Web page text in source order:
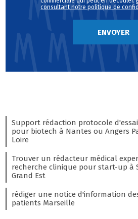
consultant notre politique de
Support rédaction protocole
pour biotech à Nantes ou Angers
Loire
Trouver un rédacteur médical
recherche clinique pour start-up à
Grand Est
rédiger une notice d'information
patients Marseille